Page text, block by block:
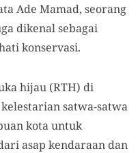
Ade Mamad, seorang
dikenal sebagai
konservasi.
hijau (RTH) di
satwa-satwa
kota untuk
asap kendaraan dan